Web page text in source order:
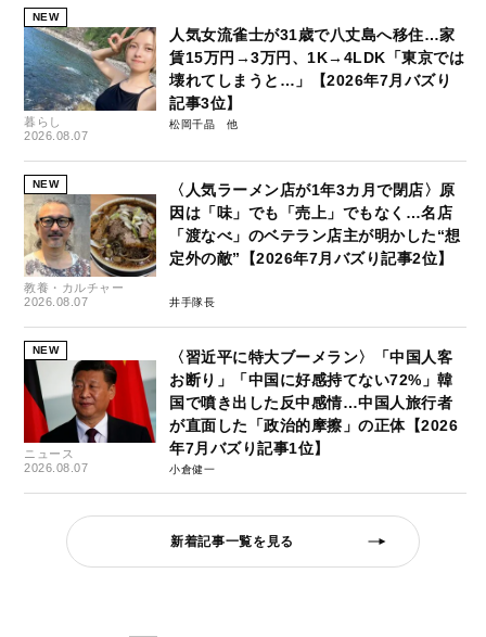
NEW
暮らし
2026.08.07
人気女流雀士が31歳で八丈島へ移住…家
賃15万円→3万円、1K→4LDK「東京では
壊れてしまうと…」【2026年7月バズり
記事3位】
松岡千晶
NEW
教養・カルチャー
2026.08.07
〈人気ラーメン店が1年3カ月で閉店〉原
因は「味」でも「売上」でもなく…名店
「渡なべ」のベテラン店主が明かした“想
定外の敵”【2026年7月バズり記事2位】
井手隊長
NEW
ニュース
2026.08.07
〈習近平に特大ブーメラン〉「中国人客
お断り」「中国に好感持てない72%」韓
国で噴き出した反中感情…中国人旅行者
が直面した「政治的摩擦」の正体【2026
年7月バズり記事1位】
小倉健一
新着記事一覧を見る